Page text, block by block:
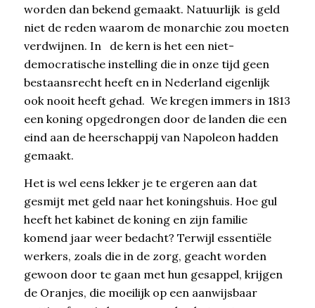
worden dan bekend gemaakt. Natuurlijk is geld
niet de reden waarom de monarchie zou moeten
verdwijnen. In de kern is het een niet-
democratische instelling die in onze tijd geen
bestaansrecht heeft en in Nederland eigenlijk
ook nooit heeft gehad. We kregen immers in 1813
een koning opgedrongen door de landen die een
eind aan de heerschappij van Napoleon hadden
gemaakt.
Het is wel eens lekker je te ergeren aan dat
gesmijt met geld naar het koningshuis. Hoe gul
heeft het kabinet de koning en zijn familie
komend jaar weer bedacht? Terwijl essentiële
werkers, zoals die in de zorg, geacht worden
gewoon door te gaan met hun gesappel, krijgen
de Oranjes, die moeilijk op een aanwijsbaar